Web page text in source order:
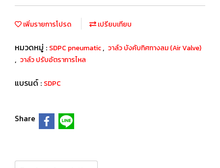
เพิ่มรายการโปรด เปรียบเทียบ
หมวดหมู่ : SDPC pneumatic, วาล์ว บังคับทิศทางลม (Air Valve)
, วาล์ว ปรับอัตราการไหล
แบรนด์ : SDPC
Share